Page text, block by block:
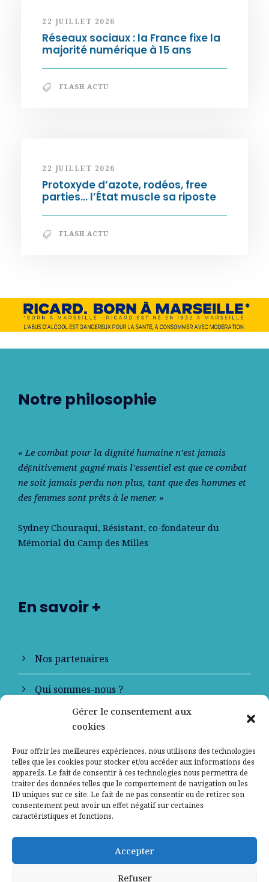
Gérer le consentement aux
cookies
Pour offrir les meilleures expériences, nous utilisons des technologies
telles que les cookies pour stocker et/ou accéder aux informations des
appareils. Le fait de consentir à ces technologies nous permettra de
traiter des données telles que le comportement de navigation ou les
ID uniques sur ce site. Le fait de ne pas consentir ou de retirer son
consentement peut avoir un effet négatif sur certaines
caractéristiques et fonctions.
Accepter
Refuser
22 JUILLET 2026
Réseaux sociaux : la France fixe la
majorité numérique à 15 ans
FLASH ACTU
22 JUILLET 2026
Protoxyde d’azote, rodéos, free
parties… l’État muscle sa riposte
FLASH ACTU
Notre philosophie
« Le combat pour la dignité humaine n’est jamais
déﬁnitivement gagné mais l’essentiel est que ce combat
ne soit jamais perdu non plus, tant que des hommes et
des femmes sont prêts à le mener. »
Sydney Chouraqui, Résistant, co-fondateur du
Mémorial du Camp des Milles
En savoir +
Nos partenaires
Qui sommes-nous ?
Contactez-nous
Mentions légales
Politique de confidentialité